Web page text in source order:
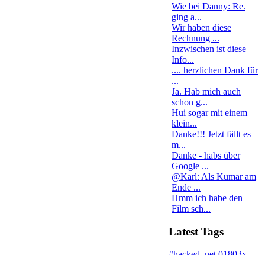
Wie bei Danny: Re.
ging a...
Wir haben diese
Rechnung ...
Inzwischen ist diese
Info...
.... herzlichen Dank für
...
Ja. Hab mich auch
schon g...
Hui sogar mit einem
klein...
Danke!!! Jetzt fällt es
m...
Danke - habs über
Google ...
@Karl: Als Kumar am
Ende ...
Hmm ich habe den
Film sch...
Latest Tags